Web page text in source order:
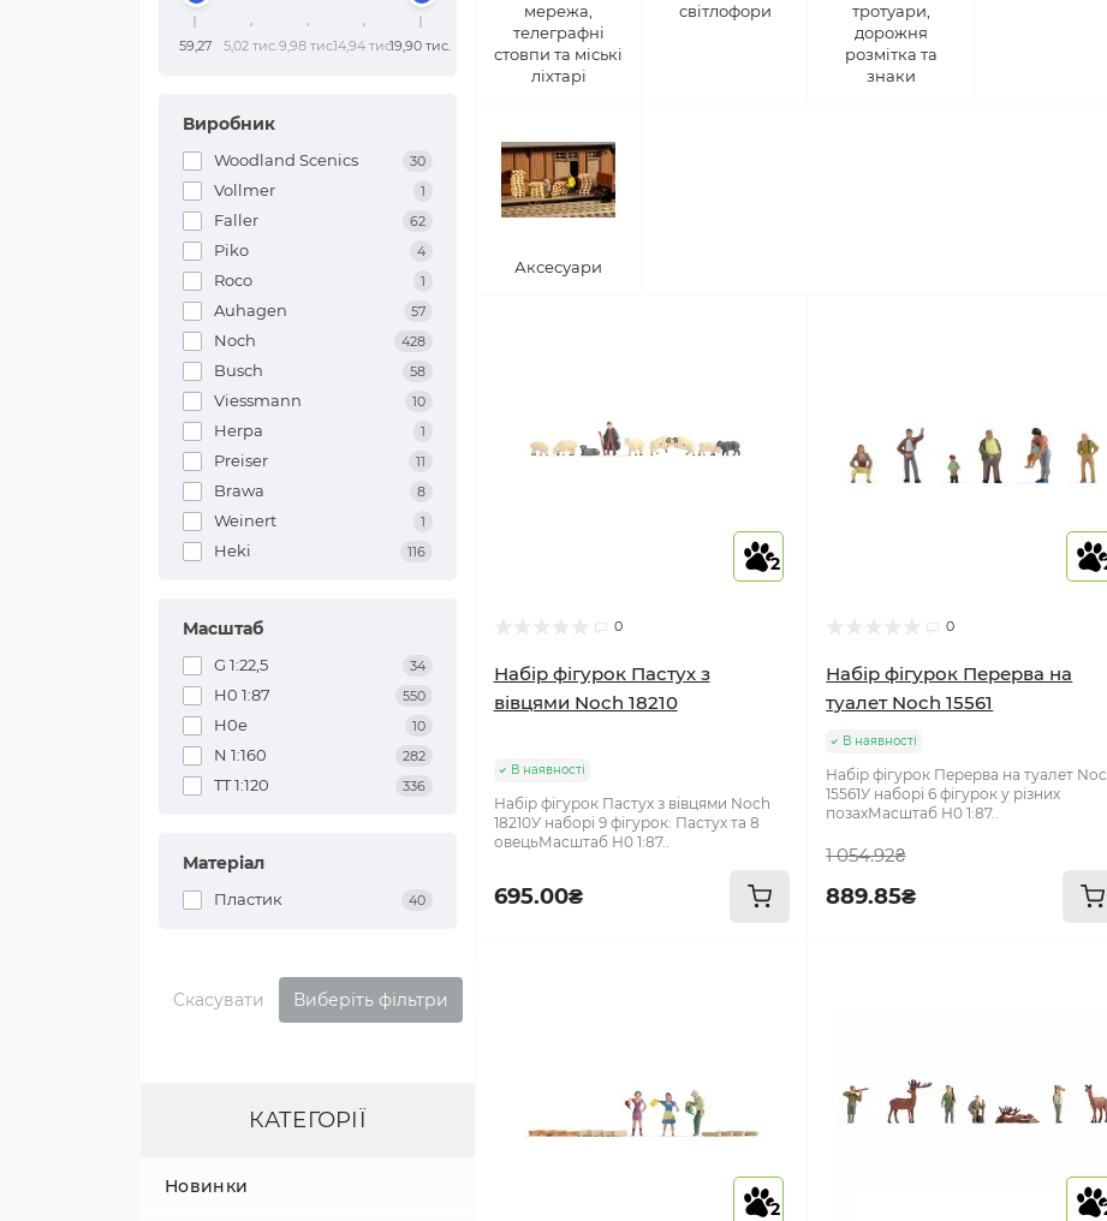
59,27 5,02 тис.9,98 тис.14,94 тис.19,90 тис.
Виробник
Woodland Scenics 30
Vollmer 1
Faller 62
Piko 4
Roco 1
Auhagen 57
Noch 428
Busch 58
Viessmann 10
Herpa 1
Preiser 11
Brawa 8
Weinert 1
Heki 116
Масштаб
G 1:22,5 34
H0 1:87 550
H0e 10
N 1:160 282
TT 1:120 336
Матеріал
Пластик 40
Скасувати Виберіть фільтри
КАТЕГОРІЇ
Новинки
мережа,
телеграфні
стовпи та міські
ліхтарі
світлофори
тротуари,
дорожня
розмітка та
знаки
Аксесуари
2
0
Набір фігурок Пастух з
вівцями Noch 18210
В наявності
Набір фігурок Пастух з вівцями Noch
18210У наборі 9 фігурок: Пастух та 8
овецьМасштаб Н0 1:87..
695.00₴
0
Набір фігурок Перерва на
туалет Noch 15561
В наявності
Набір фігурок Перерва на туалет
15561У наборі 6 фігурок у різних
позахМасштаб Н0 1:87..
1 054.92₴
889.85₴
2